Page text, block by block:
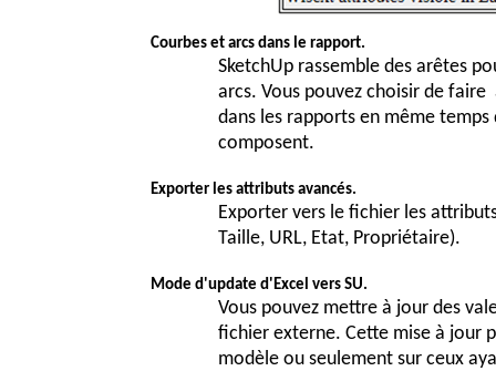
Courbes et arcs dans le rapport.
SketchUp rassemble des arêtes
arcs. Vous pouvez choisir de faire
dans les rapports en même temps
composent.
Exporter les attributs avancés.
Exporter vers le fichier les
Taille, URL, Etat, Propriétaire).
Mode d'update d'Excel vers SU.
Vous pouvez mettre à jour des
fichier externe. Cette mise à jour
modèle ou seulement sur ceux